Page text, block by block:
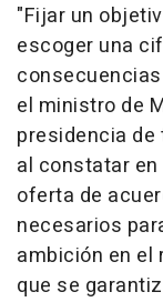
"Fijar un
escoger una
el ministro de
presidencia de
al constatar
oferta de
necesarios
ambición en el
que se